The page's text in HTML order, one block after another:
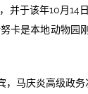
并于该年10月
卡是本地动物园
马庆炎高级政务